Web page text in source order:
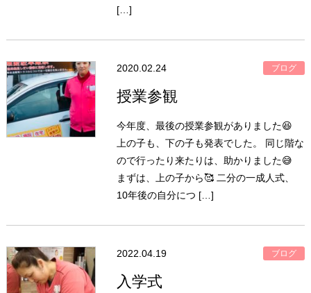
[…]
2020.02.24 ブログ
授業参観
今年度、最後の授業参観がありました😆
上の子も、下の子も発表でした。 同じ階な
ので行ったり来たりは、助かりました😅
まずは、上の子から🥰 二分の一成人式、
10年後の自分につ […]
2022.04.19 ブログ
入学式